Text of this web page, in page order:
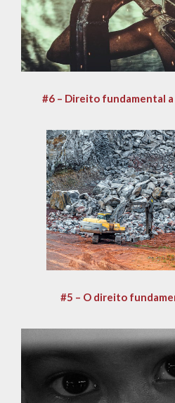
#6 – Direito fundamental
#5 – O direito